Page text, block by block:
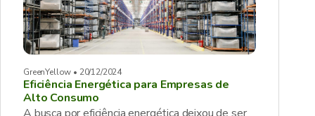
GreenYellow • 20/12/2024
Eficiência Energética para Empresas de
Alto Consumo